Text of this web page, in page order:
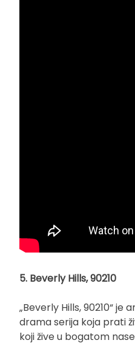
5. Beverly Hills, 90210
„Beverly Hills, 90210“
drama serija koja prati
koji žive u bogatom